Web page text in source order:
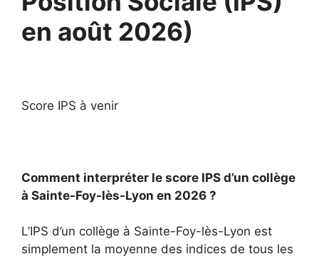
en août 2026)
Score IPS à venir
Comment interpréter le score IPS d’un collège
à Sainte-Foy-lès-Lyon en 2026 ?
L’IPS d’un collège à Sainte-Foy-lès-Lyon est
simplement la moyenne des indices de tous les